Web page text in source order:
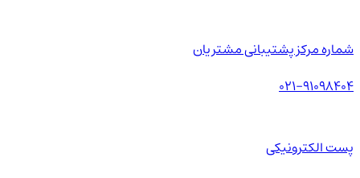
شماره مرکز پشتیبانی مشتریان
021-91098404
پست الکترونیکی